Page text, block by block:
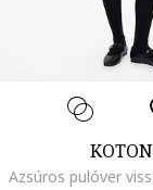
KOTON